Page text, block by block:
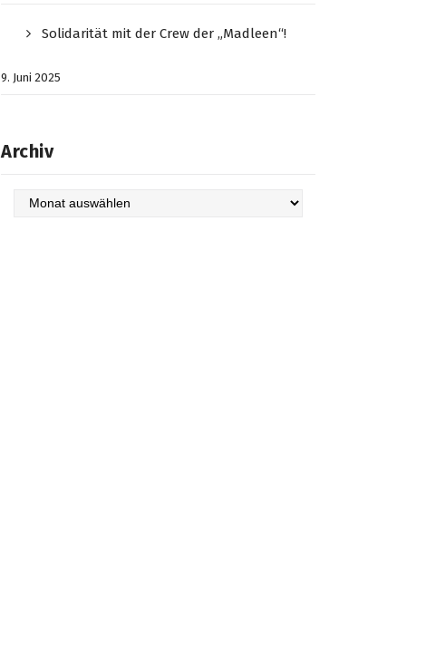
Solidarität mit der Crew der „Madleen“!
9. Juni 2025
Archiv
Archiv